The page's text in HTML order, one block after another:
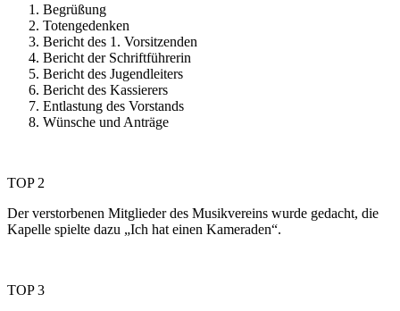
Begrüßung
Totengedenken
Bericht des 1. Vorsitzenden
Bericht der Schriftführerin
Bericht des Jugendleiters
Bericht des Kassierers
Entlastung des Vorstands
Wünsche und Anträge
TOP 2
Der verstorbenen Mitglieder des Musikvereins wurde gedacht, die
Kapelle spielte dazu „Ich hat einen Kameraden“.
TOP 3